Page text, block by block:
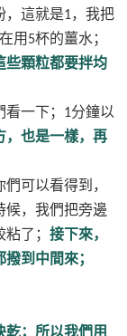
，這就是1，我把
用5杯的薑水；
些顆粒都要拌均
一下； 1分鐘以
，也是一樣，再
們可以看得到，
候，我們把旁邊
了； 接下來，
到中間來；
乾；所以我們用